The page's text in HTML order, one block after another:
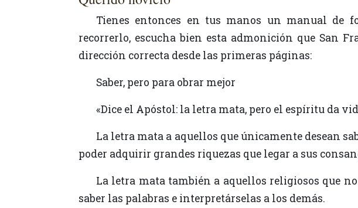
Tienes entonces en tus manos un manual de formación. Te enseñará muchas cosas... Pero antes de comenzar a
recorrerlo, escucha bien esta admonición que San
dirección correcta desde las primeras páginas:
Saber, pero para obrar mejor
«Dice el Apóstol: la letra mata, pero el espíritu da
La letra mata a aquellos que únicamente desean saber las solas palabras, para ser tenidos por más sabios que los demás y
poder adquirir grandes riquezas que legar a sus
La letra mata también a aquellos religiosos que no quieren seguir el espíritu de las divinas letras, sino que sólo desean
saber las palabras e interpretárselas a los demás.